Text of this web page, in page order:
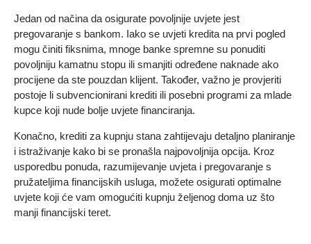
Jedan od načina da osigurate povoljnije uvjete jest
pregovaranje s bankom. Iako se uvjeti kredita na prvi pogled
mogu činiti fiksnima, mnoge banke spremne su ponuditi
povoljniju kamatnu stopu ili smanjiti određene naknade ako
procijene da ste pouzdan klijent. Također, važno je provjeriti
postoje li subvencionirani krediti ili posebni programi za mlade
kupce koji nude bolje uvjete financiranja.
Konačno, krediti za kupnju stana zahtijevaju detaljno planiranje
i istraživanje kako bi se pronašla najpovoljnija opcija. Kroz
usporedbu ponuda, razumijevanje uvjeta i pregovaranje s
pružateljima financijskih usluga, možete osigurati optimalne
uvjete koji će vam omogućiti kupnju željenog doma uz što
manji financijski teret.